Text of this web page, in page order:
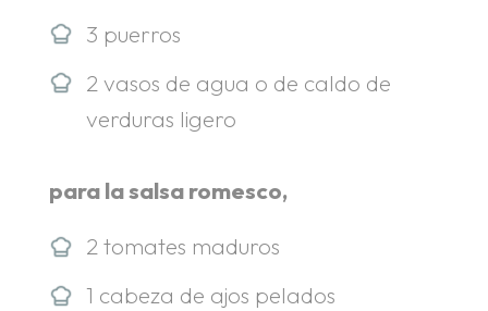
3 puerros
2 vasos de agua o de caldo de
verduras ligero
para la salsa romesco,
2 tomates maduros
1 cabeza de ajos pelados